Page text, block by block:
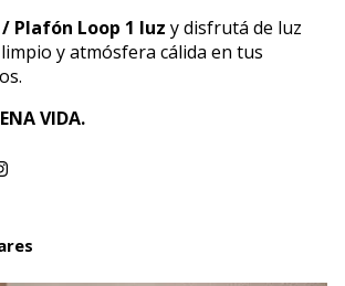
Plafón Loop 1 luz y disfrutá de luz
y atmósfera cálida en tus
VIDA.